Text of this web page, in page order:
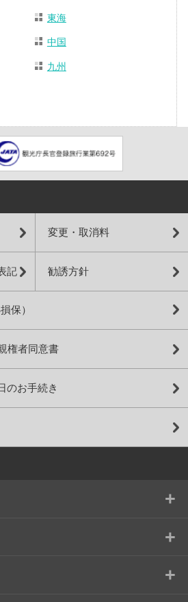
東海
中国
九州
変更・取消料
記 勧誘方針
保）
権者同意書
のお手続き
+
+
+